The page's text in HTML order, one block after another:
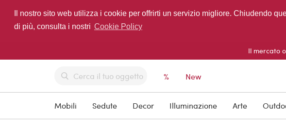
Il nostro sito web utilizza i cookie per offrirti un servizio migliore. Chiudendo
di più, consulta i nostri Cookie Policy
Il mercato
% New
Mobili Sedute Decor Illuminazione Arte